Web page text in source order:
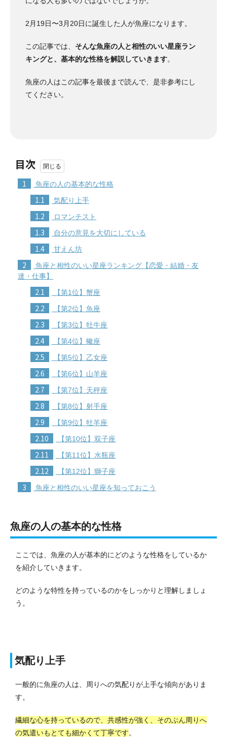
2月19日〜3月20日に誕生した人が魚座になります。
この記事では、 そんな魚座の人と相性のいい星座ラン
キングと、基本的な性格を解説していきます。
魚座の人はこの記事を最後まで読んで、是非参考にし
てください。
目次
1 魚座の人の基本的な性格
1.1 気配り上手
1.2 ロマンチスト
1.3 自分の意見を大切にしている
1.4 甘えん坊
2
魚座と相性のいい星座ランキング【恋愛・結婚・友
達・仕事】
2.1 【第1位】蟹座
2.2 【第2位】魚座
2.3 【第3位】牡牛座
2.4 【第4位】蠍座
2.5 【第5位】乙女座
2.6 【第6位】山羊座
2.7 【第7位】天秤座
2.8 【第8位】射手座
2.9 【第9位】牡羊座
2.10 【第10位】双子座
2.11 【第11位】水瓶座
2.12 【第12位】獅子座
3 魚座と相性のいい星座を知っておこう
魚座の人の基本的な性格
ここでは、魚座の人が基本的にどのような性格をしているか
を紹介していきます。
どのような特性を持っているのかをしっかりと理解しましょ
う。
気配り上手
一般的に魚座の人は、周りへの気配りが上手な傾向がありま
す。
繊細な心を持っているので、共感性が強く、そのぶん周りへ
の気遣いもとても細かくて丁寧です。